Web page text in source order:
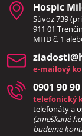
Hospic
Súvoz 739
911 01 Trenčín
MHD č. 1
e-mailový
0901 90 90
telefonický
telefonáty a
(zmeškané
budeme